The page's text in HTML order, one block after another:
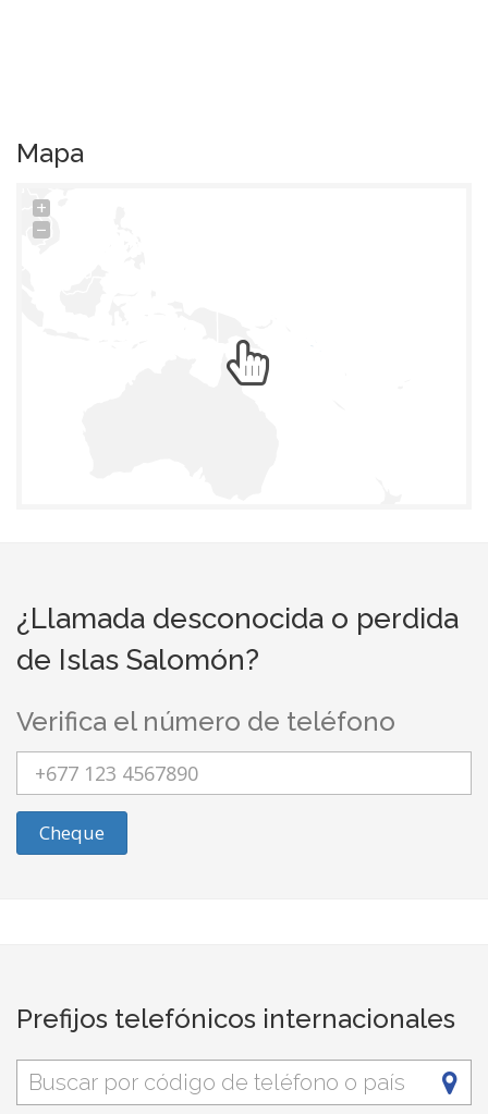
Mapa
+
−
¿Llamada desconocida o perdida
de Islas Salomón?
Verifica el número de teléfono
Cheque
Prefijos telefónicos internacionales